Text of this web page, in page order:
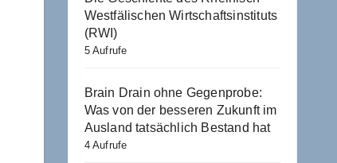
Westfälischen Wirtschaftsinstituts
(RWI)
5 Aufrufe
Brain Drain ohne Gegenprobe:
Was von der besseren Zukunft im
Ausland tatsächlich Bestand hat
4 Aufrufe